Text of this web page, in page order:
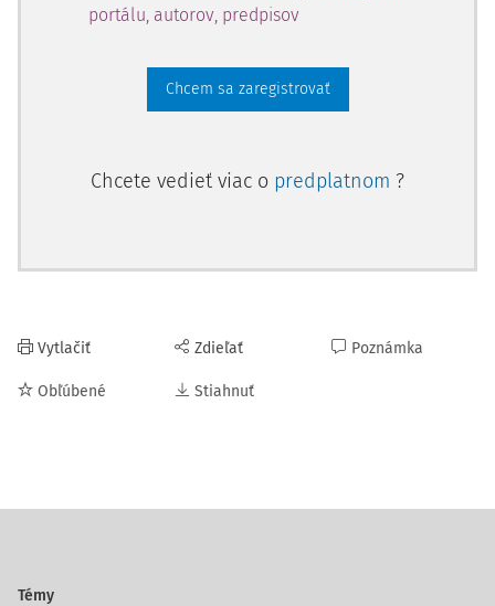
portálu, autorov, predpisov
Chcem sa zaregistrovať
Chcete vedieť viac o predplatnom ?
Vytlačiť
Obľúbené
Zdieľať
Stiahnuť
Poznámka
Témy